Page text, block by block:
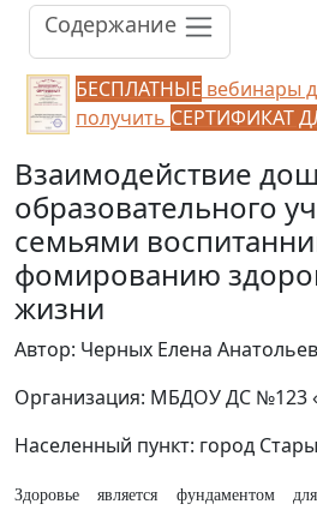
Содержание
БЕСПЛАТНЫЕ вебинары
получить СЕРТИФИКАТ
Взаимодействие
образовательного
семьями
фомированию
жизни
Автор: Черных Елена
Организация: МБДОУ ДС №123
Населенный пункт: город
Здоровье является фундаментом